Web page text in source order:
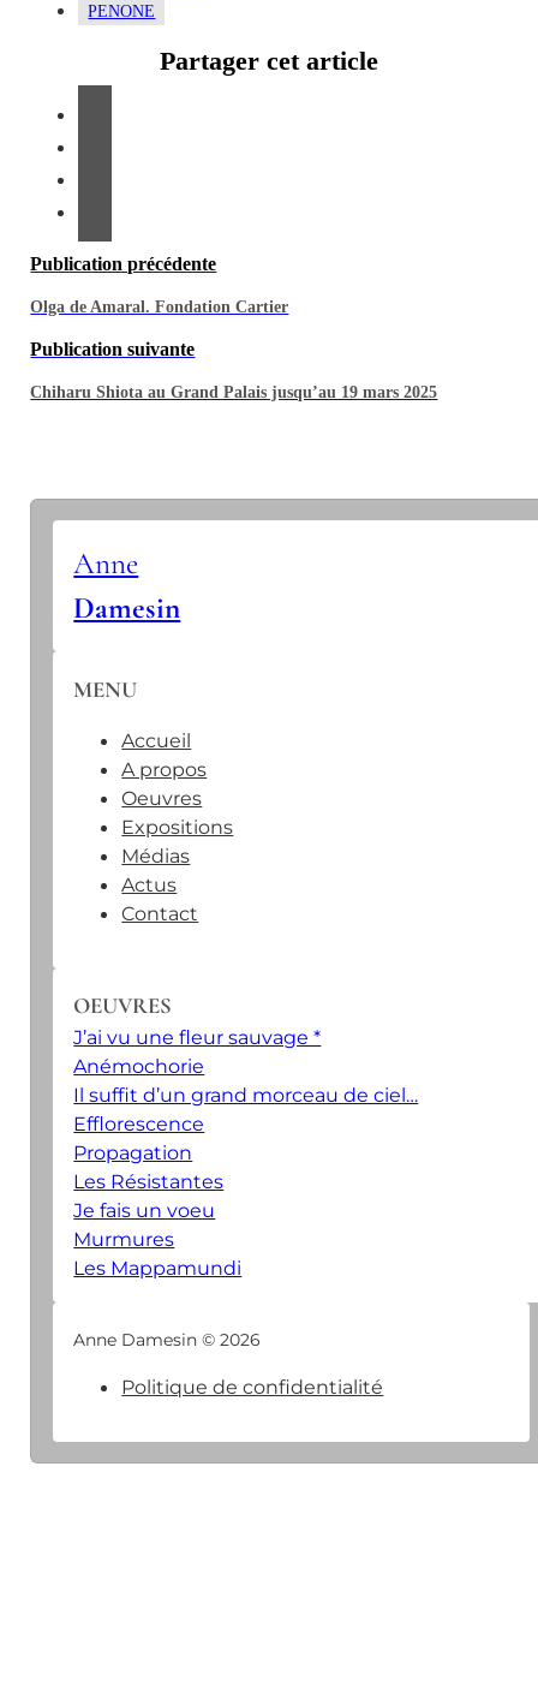
PENONE
Partager cet article
Publication précédente
Olga de Amaral. Fondation Cartier
Publication suivante
Chiharu Shiota au Grand Palais jusqu’au 19 mars 2025
Anne
Damesin
MENU
Accueil
A propos
Oeuvres
Expositions
Médias
Actus
Contact
OEUVRES
J’ai vu une fleur sauvage *
Anémochorie
Il suffit d’un grand morceau de ciel…
Efflorescence
Propagation
Les Résistantes
Je fais un voeu
Murmures
Les Mappamundi
Anne Damesin © 2026
Politique de confidentialité